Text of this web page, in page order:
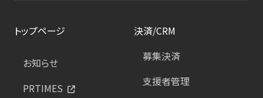
トップページ
お知らせ
PRTIMES
決済/CRM
募集決済
支援者管理